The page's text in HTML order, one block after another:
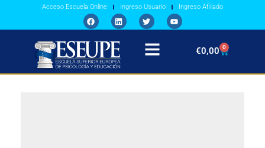
Acceso Escuela Online Ingreso Usuario Ingreso Afiliado
€0,00 0